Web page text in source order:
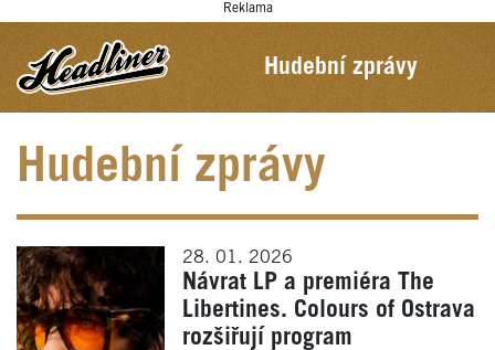
Reklama
Hudební zprávy
Hudební zprávy
28. 01. 2026
Návrat LP a premiéra The
Libertines. Colours of Ostrava
rozšiřují program